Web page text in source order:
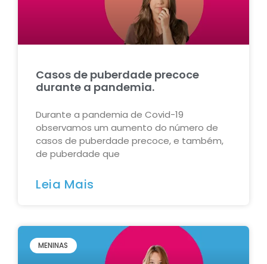
Casos de puberdade precoce
durante a pandemia.
Durante a pandemia de Covid-19
observamos um aumento do número de
casos de puberdade precoce, e também,
de puberdade que
Leia Mais
MENINAS